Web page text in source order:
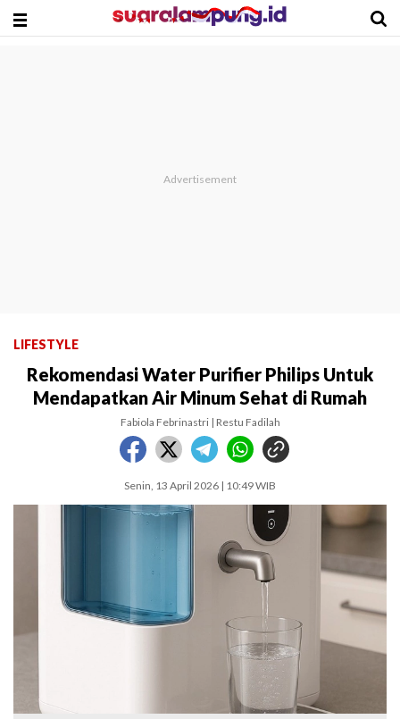
LIFESTYLE
Rekomendasi Water Purifier Philips Untuk
Mendapatkan Air Minum Sehat di Rumah
Fabiola Febrinastri | Restu Fadilah
Senin, 13 April 2026 | 10:49 WIB